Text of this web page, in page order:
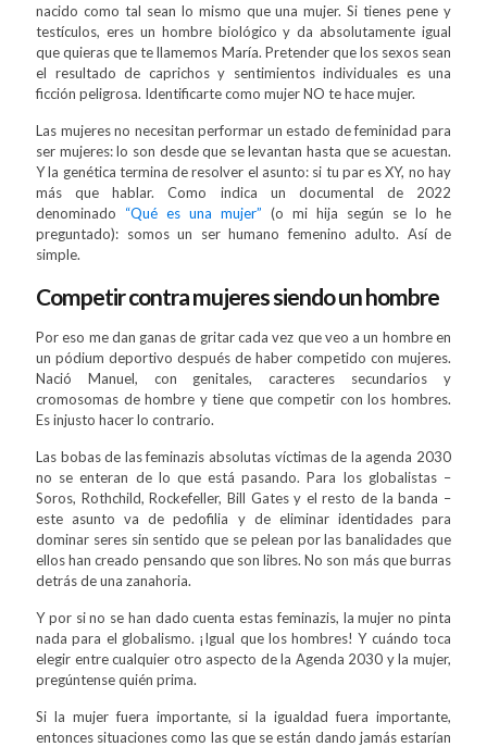
nacido como tal sean lo mismo que una mujer. Si tienes pene y
testículos, eres un hombre biológico y da absolutamente igual
que quieras que te llamemos María. Pretender que los sexos sean
el resultado de caprichos y sentimientos individuales es una
ficción peligrosa. Identificarte como mujer NO te hace mujer.
Las mujeres no necesitan performar un estado de feminidad para
ser mujeres: lo son desde que se levantan hasta que se acuestan.
Y la genética termina de resolver el asunto: si tu par es XY, no hay
más que hablar. Como indica un documental de 2022
denominado “Qué es una mujer” (o mi hija según se lo he
preguntado): somos un ser humano femenino adulto. Así de
simple.
Competir contra mujeres siendo un hombre
Por eso me dan ganas de gritar cada vez que veo a un hombre en
un pódium deportivo después de haber competido con mujeres.
Nació Manuel, con genitales, caracteres secundarios y
cromosomas de hombre y tiene que competir con los hombres.
Es injusto hacer lo contrario.
Las bobas de las feminazis absolutas víctimas de la agenda 2030
no se enteran de lo que está pasando. Para los globalistas –
Soros, Rothchild, Rockefeller, Bill Gates y el resto de la banda –
este asunto va de pedofilia y de eliminar identidades para
dominar seres sin sentido que se pelean por las banalidades que
ellos han creado pensando que son libres. No son más que burras
detrás de una zanahoria.
Y por si no se han dado cuenta estas feminazis, la mujer no pinta
nada para el globalismo. ¡Igual que los hombres! Y cuándo toca
elegir entre cualquier otro aspecto de la Agenda 2030 y la mujer,
pregúntense quién prima.
Si la mujer fuera importante, si la igualdad fuera importante,
entonces situaciones como las que se están dando jamás estarían